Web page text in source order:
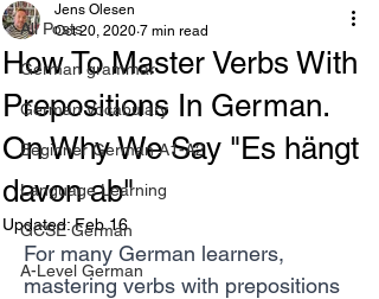
All Posts
German grammar
German Vocabulary
Beginner German A1-A2
Language Learning
GCSE German
A-Level German
How To Master Verbs With
Prepositions In German.
On Why We Say "Es hängt
davon ab"
Jens Olesen
Oct 20, 2020 7 min read
Updated:Feb 16
For many German learners,
mastering verbs with prepositions